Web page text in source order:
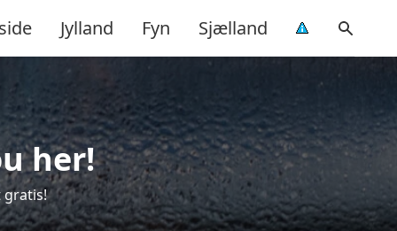
Jylland Fyn Sjælland
her!
gratis!